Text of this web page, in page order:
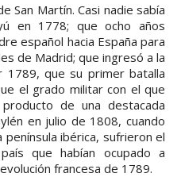
San Martín. Casi nadie sabía
en 1778; que ocho años
español hacia España para
de Madrid; que ingresó a la
1789, que su primer batalla
el grado militar con el que
de una destacada
en julio de 1808, cuando
ibérica, sufrieron el
que habían ocupado a
francesa de 1789.